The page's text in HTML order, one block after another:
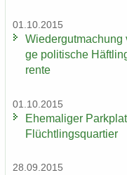
01.10.2015
ge po­li­ti­sche
ren­te
01.10.2015
Ehe­ma­li­ger
Flücht­lings­quar­tier
28.09.2015